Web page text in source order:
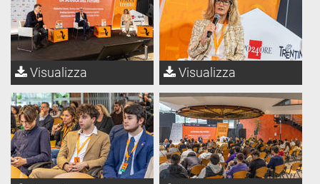
Visualizza Visualizza